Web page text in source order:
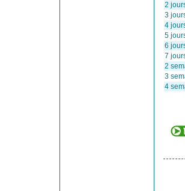
2
3
4
5
6
7
2
3
4